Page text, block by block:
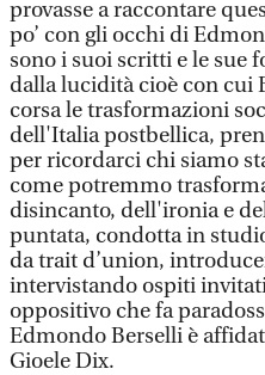
provasse a raccontare
po’ con gli occhi di
sono i suoi scritti e le sue
dalla lucidità cioè con cui
corsa le trasformazioni
dell'Italia postbellica,
per ricordarci chi siamo
come potremmo
disincanto, dell'ironia e
puntata, condotta in
da trait d’union,
intervistando ospiti
oppositivo che fa
Edmondo Berselli è
Gioele Dix.